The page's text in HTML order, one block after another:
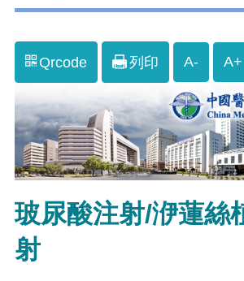
Qrcode 列印 A- A+
玻尿酸注射/洢蓮絲
射